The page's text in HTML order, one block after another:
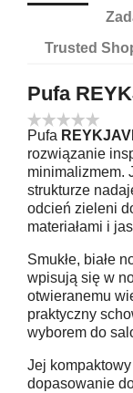
Trusted
Pufa
Pufa
rozwiązanie
minimalizmem.
strukturze
odcień zieleni
materiałami i
Smukłe, białe
wpisują się w
otwieranemu
praktyczny
wyborem do
Jej
dopasowanie